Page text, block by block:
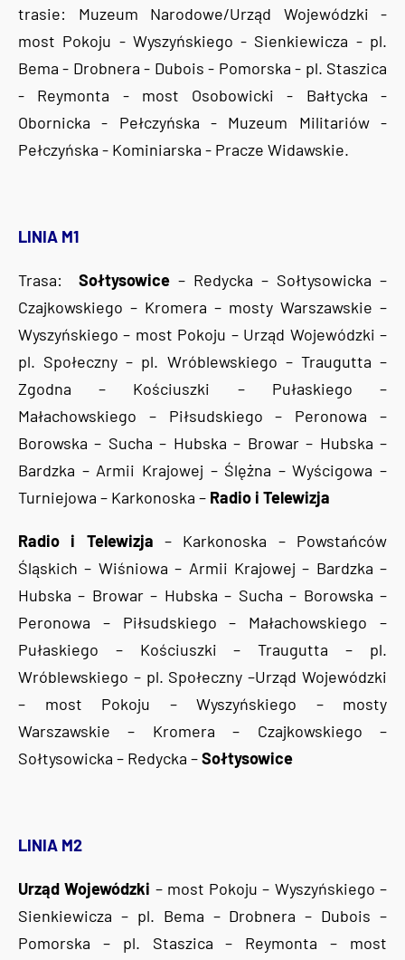
trasie: Muzeum Narodowe/Urząd Wojewódzki -
most Pokoju - Wyszyńskiego - Sienkiewicza - pl.
Bema - Drobnera - Dubois - Pomorska - pl. Staszica
- Reymonta - most Osobowicki - Bałtycka -
Obornicka - Pełczyńska - Muzeum Militariów -
Pełczyńska - Kominiarska - Pracze Widawskie.
LINIA M1
Trasa: Sołtysowice – Redycka – Sołtysowicka –
Czajkowskiego – Kromera – mosty Warszawskie –
Wyszyńskiego – most Pokoju – Urząd Wojewódzki –
pl. Społeczny – pl. Wróblewskiego – Traugutta –
Zgodna – Kościuszki – Pułaskiego –
Małachowskiego – Piłsudskiego – Peronowa –
Borowska – Sucha – Hubska – Browar – Hubska –
Bardzka – Armii Krajowej – Ślężna – Wyścigowa –
Turniejowa – Karkonoska – Radio i Telewizja
Radio i Telewizja – Karkonoska – Powstańców
Śląskich – Wiśniowa – Armii Krajowej – Bardzka –
Hubska – Browar – Hubska – Sucha – Borowska –
Peronowa – Piłsudskiego – Małachowskiego –
Pułaskiego – Kościuszki – Traugutta – pl.
Wróblewskiego – pl. Społeczny –Urząd Wojewódzki
– most Pokoju – Wyszyńskiego – mosty
Warszawskie – Kromera – Czajkowskiego –
Sołtysowicka – Redycka –Sołtysowice
LINIA M2
Urząd Wojewódzki – most Pokoju – Wyszyńskiego –
Sienkiewicza – pl. Bema – Drobnera – Dubois –
Pomorska – pl. Staszica – Reymonta – most